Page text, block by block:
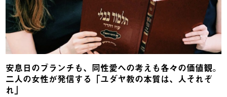
安息日のブランチも、同性愛への考えも各々の価値観。
二人の女性が発信する「ユダヤ教の本質は、人それぞ
れ」